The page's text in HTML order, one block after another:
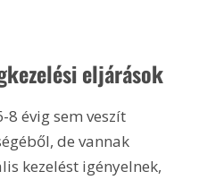
eljárások
évig sem veszít
de vannak
kezelést igényelnek,